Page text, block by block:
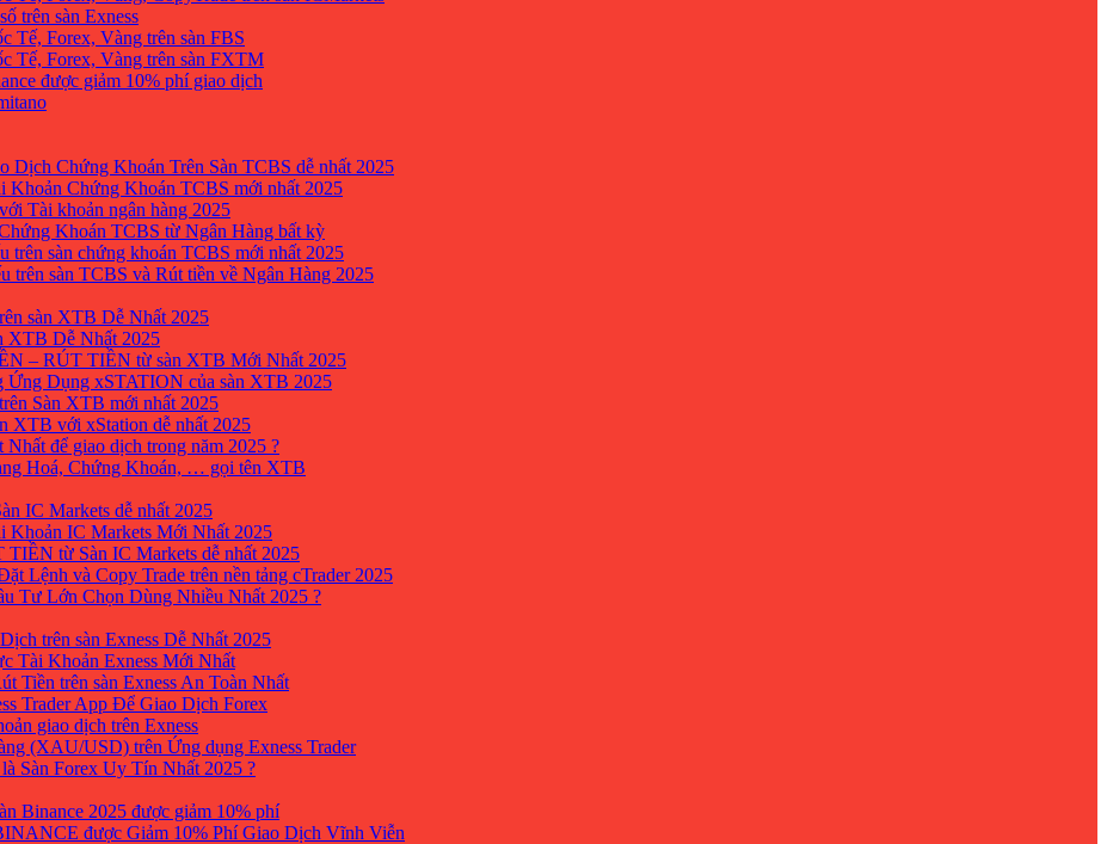
trên sàn Exness
Tế, Forex, Vàng trên sàn FBS
Tế, Forex, Vàng trên sàn FXTM
được giảm 10% phí giao dịch
Dịch Chứng Khoán Trên Sàn TCBS dễ nhất 2025
Chứng Khoán TCBS mới nhất 2025
Tài khoản ngân hàng 2025
Khoán TCBS từ Ngân Hàng bất kỳ
trên sàn chứng khoán TCBS mới nhất 2025
trên sàn TCBS và Rút tiền về Ngân Hàng 2025
sàn XTB Dễ Nhất 2025
XTB Dễ Nhất 2025
– RÚT TIỀN từ sàn XTB Mới Nhất 2025
Ứng Dụng xSTATION của sàn XTB 2025
Sàn XTB mới nhất 2025
XTB với xStation dễ nhất 2025
để giao dịch trong năm 2025 ?
Hoá, Chứng Khoán, … gọi tên XTB
IC Markets dễ nhất 2025
Khoản IC Markets Mới Nhất 2025
từ Sàn IC Markets dễ nhất 2025
Lệnh và Copy Trade trên nền tảng cTrader 2025
Tư Lớn Chọn Dùng Nhiều Nhất 2025 ?
trên sàn Exness Dễ Nhất 2025
Tài Khoản Exness Mới Nhất
Tiền trên sàn Exness An Toàn Nhất
Trader App Để Giao Dịch Forex
giao dịch trên Exness
(XAU/USD) trên Ứng dụng Exness Trader
Sàn Forex Uy Tín Nhất 2025 ?
Binance 2025 được giảm 10% phí
được Giảm 10% Phí Giao Dịch Vĩnh Viễn